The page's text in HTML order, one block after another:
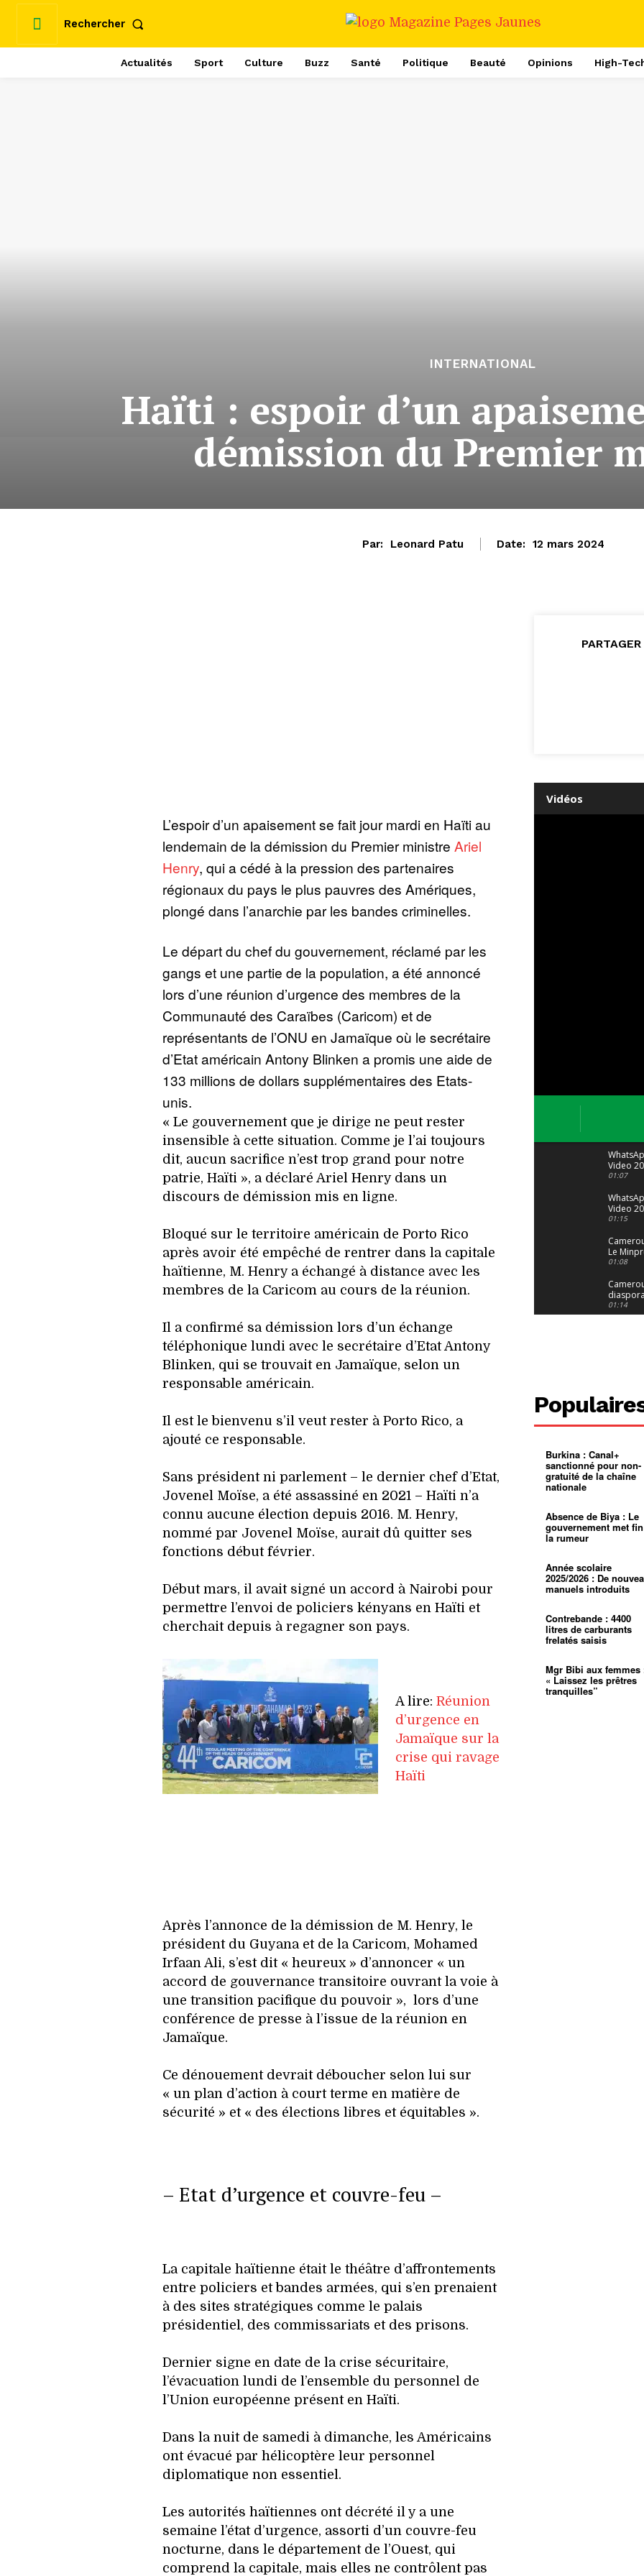
Rechercher
Actualités Sport Culture Buzz Santé Politique Beauté Opinions High-
INTERNATIONAL
Haïti : espoir d’un
démission du Premier
Par: Leonard Patu Date: 12 mars 2024
L’espoir d’un apaisement se fait jour mardi en Haïti au
lendemain de la démission du Premier ministre Ariel
Henry, qui a cédé à la pression des partenaires
régionaux du pays le plus pauvres des Amériques,
plongé dans l’anarchie par les bandes criminelles.
Le départ du chef du gouvernement, réclamé par les
gangs et une partie de la population, a été annoncé
lors d’une réunion d’urgence des membres de la
Communauté des Caraïbes (Caricom) et de
représentants de l’ONU en Jamaïque où le secrétaire
d’Etat américain Antony Blinken a promis une aide de
133 millions de dollars supplémentaires des Etats-
unis.
« Le gouvernement que je dirige ne peut rester
insensible à cette situation. Comme je l’ai toujours
dit, aucun sacrifice n’est trop grand pour notre
patrie, Haïti », a déclaré Ariel Henry dans un
discours de démission mis en ligne.
Bloqué sur le territoire américain de Porto Rico
après avoir été empêché de rentrer dans la capitale
haïtienne, M. Henry a échangé à distance avec les
membres de la Caricom au cours de la réunion.
Il a confirmé sa démission lors d’un échange
téléphonique lundi avec le secrétaire d’Etat Antony
Blinken, qui se trouvait en Jamaïque, selon un
responsable américain.
Il est le bienvenu s’il veut rester à Porto Rico, a
ajouté ce responsable.
Sans président ni parlement – le dernier chef d’Etat,
Jovenel Moïse, a été assassiné en 2021 – Haïti n’a
connu aucune élection depuis 2016. M. Henry,
nommé par Jovenel Moïse, aurait dû quitter ses
fonctions début février.
Début mars, il avait signé un accord à Nairobi pour
permettre l’envoi de policiers kényans en Haïti et
cherchait depuis à regagner son pays.
A lire: Réunion
d’urgence en
Jamaïque sur la
crise qui ravage
Haïti
Après l’annonce de la démission de M. Henry, le
président du Guyana et de la Caricom, Mohamed
Irfaan Ali, s’est dit « heureux » d’annoncer « un
accord de gouvernance transitoire ouvrant la voie à
une transition pacifique du pouvoir », lors d’une
conférence de presse à l’issue de la réunion en
Jamaïque.
Ce dénouement devrait déboucher selon lui sur
« un plan d’action à court terme en matière de
sécurité » et « des élections libres et équitables ».
– Etat d’urgence et couvre-feu –
La capitale haïtienne était le théâtre d’affrontements
entre policiers et bandes armées, qui s’en prenaient
à des sites stratégiques comme le palais
présidentiel, des commissariats et des prisons.
Dernier signe en date de la crise sécuritaire,
l’évacuation lundi de l’ensemble du personnel de
l’Union européenne présent en Haïti.
Dans la nuit de samedi à dimanche, les Américains
ont évacué par hélicoptère leur personnel
diplomatique non essentiel.
Les autorités haïtiennes ont décrété il y a une
semaine l’état d’urgence, assorti d’un couvre-feu
nocturne, dans le département de l’Ouest, qui
comprend la capitale, mais elles ne contrôlent pas
PARTAGER
Vidéos
Video
04 at 15
01:07
Video
29 at 12
01:15
Le
alerte
jeunes
01:08
diaspora
suivra-t-
l’appel
01:14
400 000
pasteur
L’État
d’or
Croyance
religieuse
Entre
mentale
01:12
à
mettra-t-
01:12
Mouelle :
dernier
voyage
Burkina : Canal+
sanctionné pour non-
gratuité de la chaîne
nationale
Absence de Biya : Le
gouvernement met
la rumeur
Année scolaire
2025/2026 : De
manuels introduits
Contrebande : 4400
litres de carburants
frelatés saisis
Mgr Bibi aux femmes
« Laissez les prêtres
tranquilles”